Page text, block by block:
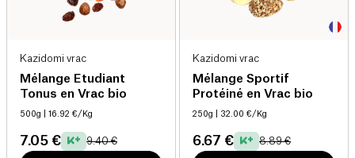
Kazidomi vrac
Mélange Etudiant
Tonus en Vrac bio
500g | 16.92 €/Kg
7.05 € 9.40 €
Kazidomi vrac
Mélange Sportif
Protéiné en Vrac bio
250g | 32.00 €/Kg
6.67 € 8.89 €